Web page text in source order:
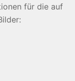
für die auf